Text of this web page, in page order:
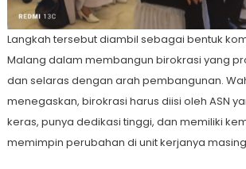
Langkah tersebut diambil sebagai bentuk
Malang dalam membangun birokrasi yang
dan selaras dengan arah pembangunan.
menegaskan, birokrasi harus diisi oleh ASN
keras, punya dedikasi tinggi, dan memiliki
memimpin perubahan di unit kerjanya